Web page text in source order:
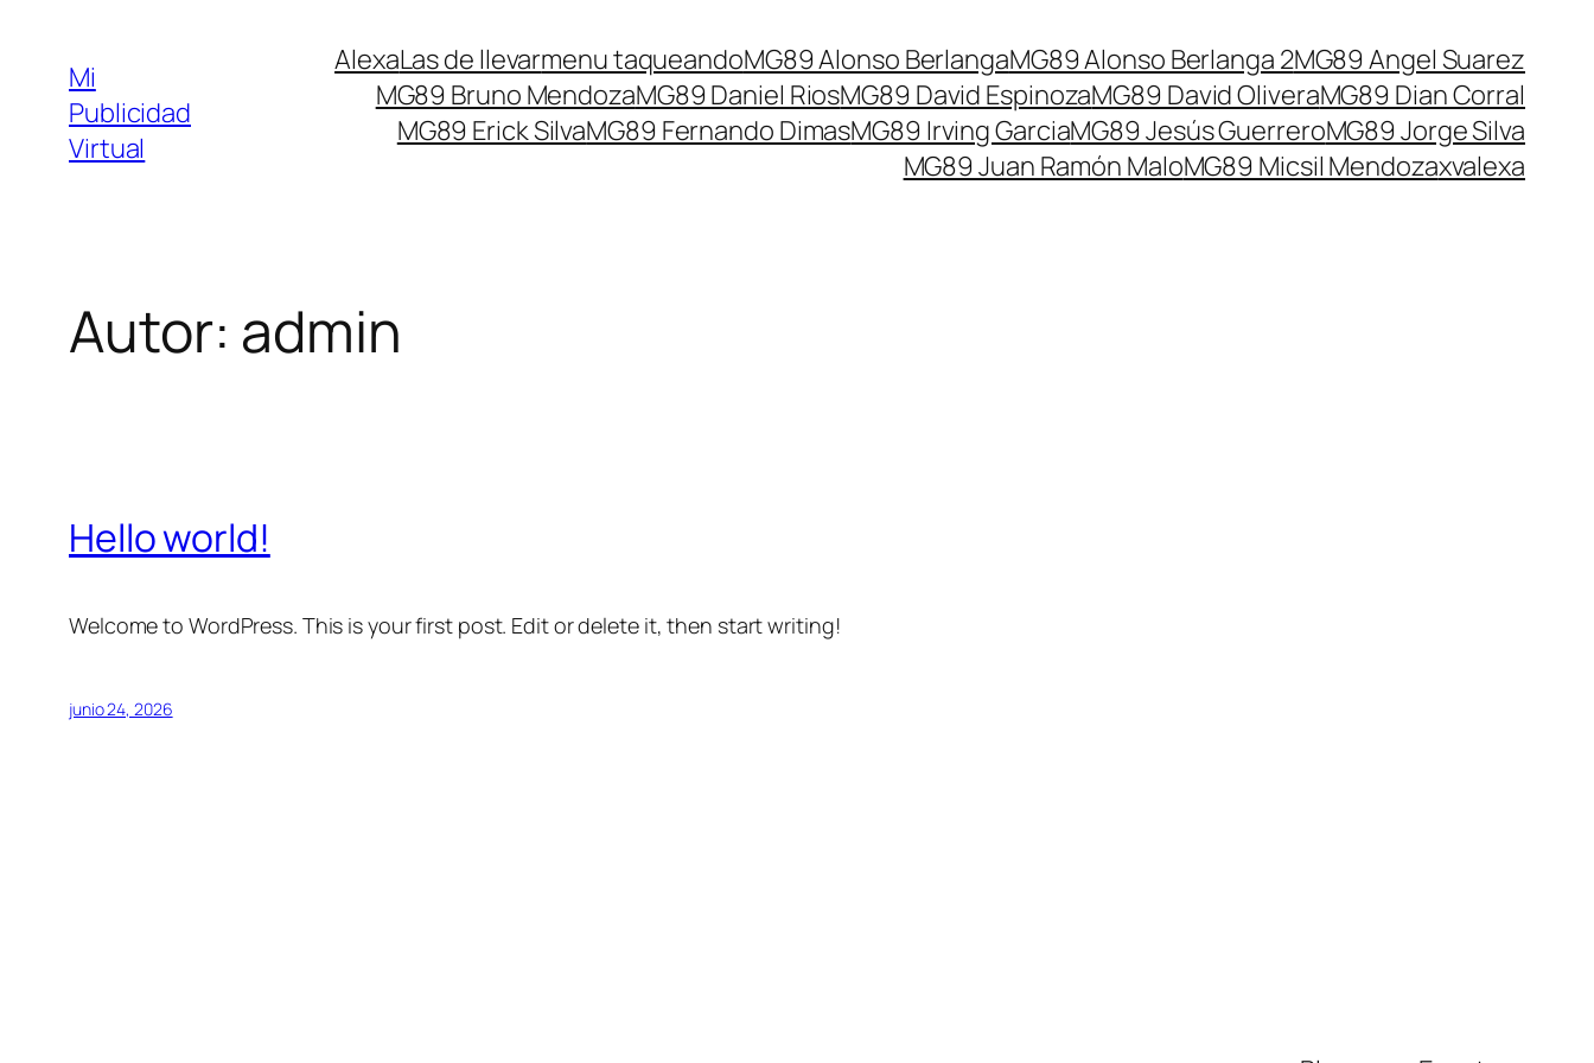
contenido
Mi
Publicidad
Virtual
AlexaLas de llevarmenu taqueandoMG89 Alonso BerlangaMG89 Alonso Berlanga 2MG89 Angel Suarez
MG89 Bruno MendozaMG89 Daniel RiosMG89 David EspinozaMG89 David OliveraMG89 Dian Corral
MG89 Erick SilvaMG89 Fernando DimasMG89 Irving GarciaMG89 Jesús GuerreroMG89 Jorge Silva
MG89 Juan Ramón MaloMG89 Micsil Mendozaxvalexa
Autor: admin
Hello world!
Welcome to WordPress. This is your first post. Edit or delete it, then start writing!
junio 24, 2026